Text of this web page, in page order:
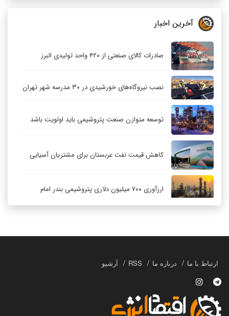
آخرین اخبار
صادرات کالای صنعتی از ۴۲۰ واحد تولیدی البرز
نصب نیروگاه‌های خورشیدی در ۳۰ مدرسه شهر تهران
توسعه متوازن صنعت پتروشیمی باید اولویت باشد
کاهش قیمت نفت عربستان برای مشتریان آسیایی
ارزآوری ۷۰۰ میلیون دلاری پتروشیمی بندر امام
چگونه انتخاب صحیح لوله‌ها باعث دوام سیستم‌های
ارتباط با ما درباره ما RSS آرشیو